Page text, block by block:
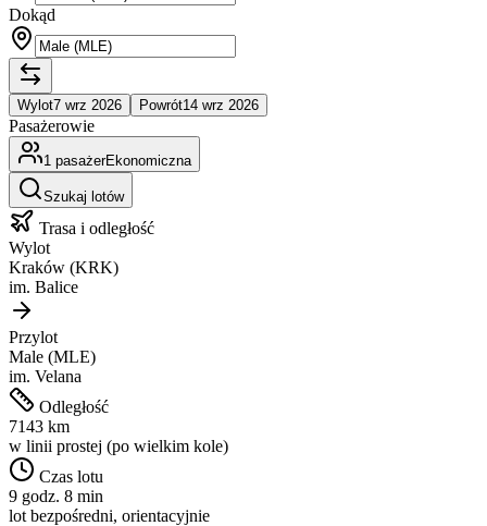
Dokąd
Wylot7 wrz 2026 Powrót14 wrz 2026
Pasażerowie
1 pasażerEkonomiczna
Szukaj lotów
Trasa i odległość
Wylot
Kraków (KRK)
im. Balice
Przylot
Male (MLE)
im. Velana
Odległość
7143 km
w linii prostej (po wielkim kole)
Czas lotu
9 godz. 8 min
lot bezpośredni, orientacyjnie